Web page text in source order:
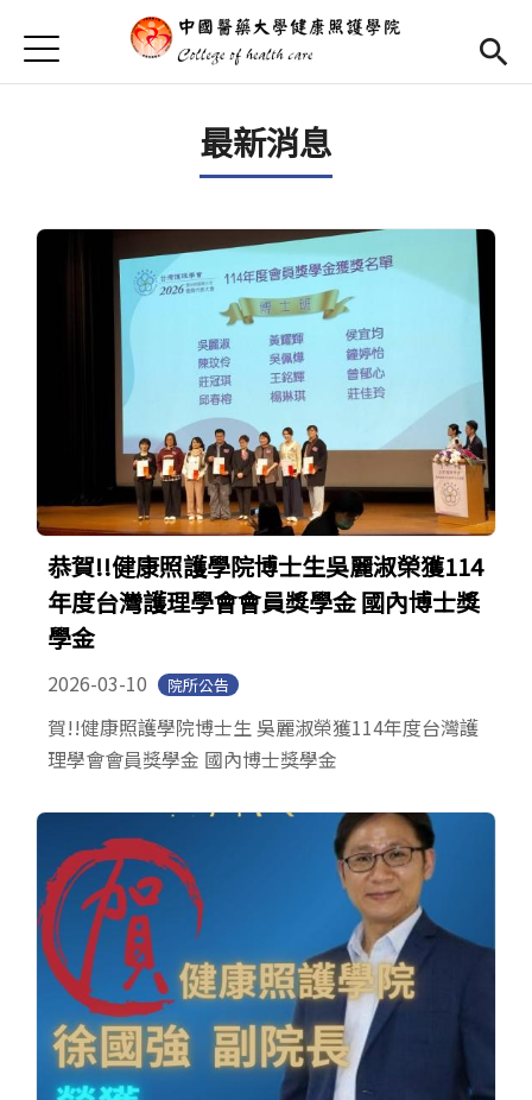
首頁
首頁
活動集錦
長期照護學程
(link is external)
Open
博士班專區
(link is external)
Jump to Navigation
Jump to Main content
最新消息
恭賀!!健康照護學院博士生吳麗淑榮獲114
年度台灣護理學會會員獎學金 國內博士獎
學金
2026-03-10 院所公告
賀!!健康照護學院博士生 吳麗淑榮獲114年度台灣護
理學會會員獎學金 國內博士獎學金